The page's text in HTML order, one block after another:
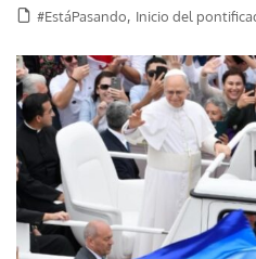
#EstáPasando, Inicio del